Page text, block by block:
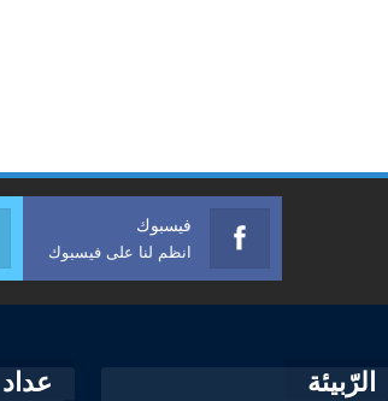
فيسبوك
انظم لنا على فيسبوك
الرّبيئة عداد